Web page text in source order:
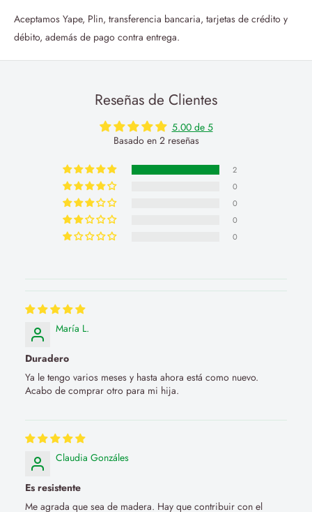
Aceptamos Yape, Plin, transferencia bancaria, tarjetas de crédito y
débito, además de pago contra entrega.
Reseñas de Clientes
5.00 de 5
Basado en 2 reseñas
2
0
0
0
0
María L.
Duradero
Ya le tengo varios meses y hasta ahora está como nuevo.
Acabo de comprar otro para mi hija.
Claudia Gonzáles
Es resistente
Me agrada que sea de madera. Hay que contribuir con el